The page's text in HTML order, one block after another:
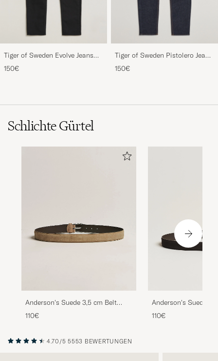
Tiger of Sweden Evolve Jeans
Forever Black
150€
Tiger of Sweden Pistolero Jeans
Ripen Blue
150€
Schlichte Gürtel
Anderson's Suede 3,5 cm Belt
Beige
110€
Anderson's Suede
Dark Brown
110€
4.70/5 5553 BEWERTUNGEN